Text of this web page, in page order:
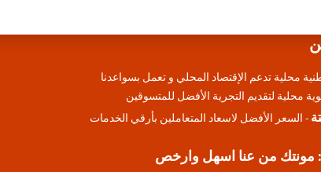
محلية تدعم الإقتصاد المحلي و تعمل بسواعدنا
محلية لتقديم التجرية الأفضل للمتسوقين
- السعر الأفضل لاسعاد المتعاملين بأرقي الخدمات
مونتك من عنا اسهل وارخص